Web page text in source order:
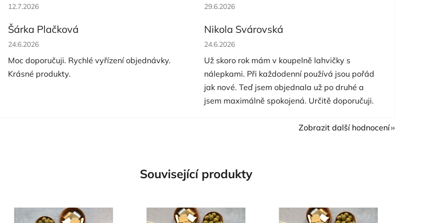
Hodnocení obchodu je 5 z 5 hvězdiček.
12.7.2026 Hodnocení obchodu je 5 z 5 hvězdiček.
29.6.2026
Šárka Plačková
Hodnocení obchodu je 5 z 5 hvězdiček.
24.6.2026
Moc doporučuji. Rychlé vyřízení objednávky.
Krásné produkty.
Nikola Svárovská
Hodnocení obchodu je 5 z 5 hvězdiček.
24.6.2026
Už skoro rok mám v koupelně lahvičky s
nálepkami. Při každodenní používá jsou pořád
jak nové. Teď jsem objednala už po druhé a
jsem maximálně spokojená. Určitě doporučuji.
Zobrazit další hodnocení
Související produkty